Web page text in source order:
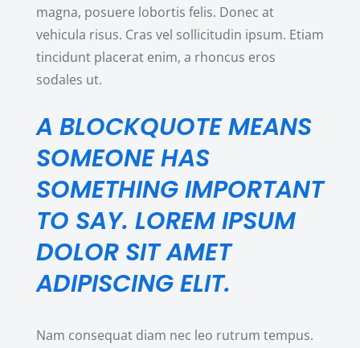
magna, posuere lobortis felis. Donec at
vehicula risus. Cras vel sollicitudin ipsum. Etiam
tincidunt placerat enim, a rhoncus eros
sodales ut.
A BLOCKQUOTE MEANS
SOMEONE HAS
SOMETHING IMPORTANT
TO SAY. LOREM IPSUM
DOLOR SIT AMET
ADIPISCING ELIT.
Nam consequat diam nec leo rutrum tempus.